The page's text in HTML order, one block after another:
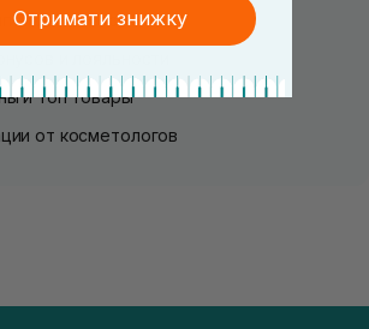
косметика
и топ товары
от косметологов
Отримати знижку